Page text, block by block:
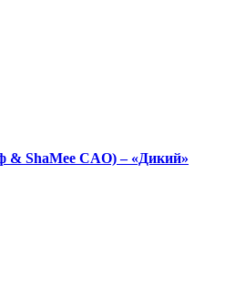
ShaMee CAO) – «Дикий»